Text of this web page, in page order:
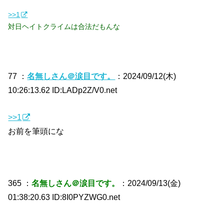
>>1
対日ヘイトクライムは合法だもんな
77 ：名無しさん＠涙目です。
：2024/09/12(木)
10:26:13.62 ID:LADp2Z/V0.net
>>1
お前を筆頭にな
365 ：名無しさん＠涙目です。
：2024/09/13(金)
01:38:20.63 ID:8I0PYZWG0.net